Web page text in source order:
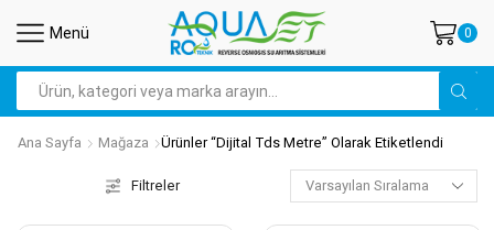
Menü 0
Search
input
Ana Sayfa Mağaza Ürünler “dijital Tds Metre” Olarak Etiketlendi
Filtreler